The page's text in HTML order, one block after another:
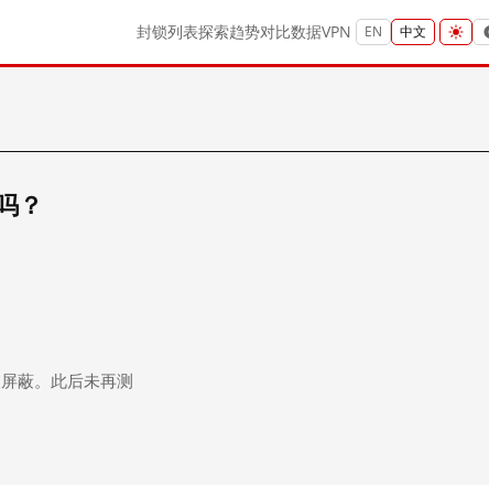
封锁列表探索趋势对比数据VPN EN 中文
？
蔽。此后未再测